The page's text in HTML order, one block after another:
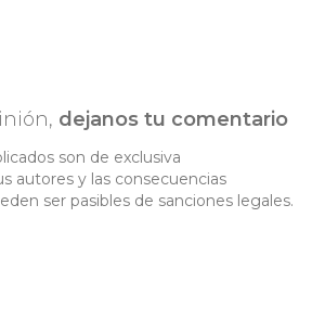
dejanos tu comentario
son de exclusiva
autores y las consecuencias
ser pasibles de sanciones legales.